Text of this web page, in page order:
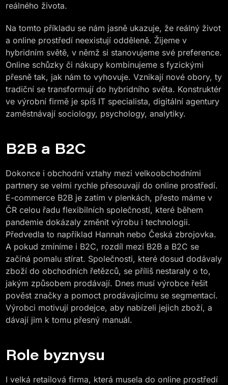
reálného života.
Na tomto příkladu se nám jasně ukazuje, že reálný život
a online prostředí neexistují odděleně. Žijeme v
hybridním světě, v němž si stanovujeme své preference.
Online schůzky či nákupy kombinujeme s fyzickými
přesně tak, jak nám to vyhovuje. Vznikají nové obory, ty
tradiční se transformují do hybridního světa. Konstruktér
ve výrobní firmě je spíš IT specialista, digitální agentury
zaměstnávají sociology, psychology, analytiky.
B2B a B2C
Dokonce i obchodní vztahy mezi velkoobchodními
partnery se velmi rychle přesouvají do online prostředí.
E-commerce B2B je zatím v plenkách, přesto máme v
ČR celou řadu flexibilních společností, které během
pandemie dokázaly změnit výrobu i technologii.
Předvedla to například Hannah nebo Česká zbrojovka.
A pokud zmíníme i B2C, rozdíl mezi B2B a B2C se
začíná pomalu stírat. Společnosti, které dosud dodávaly
zboží do obchodních řetězců, se příliš nestaraly o to,
jakým způsobem prodávají. Dnes musí výrobce řešit
pověst značky a pomoct prodávajícímu se segmentací.
Výrobci motivují prodejce, aby nabízeli jejich zboží, a
dávají jim k tomu přesný manuál.
Role byznysu
I velká retailová firma, která musela do online prostředí